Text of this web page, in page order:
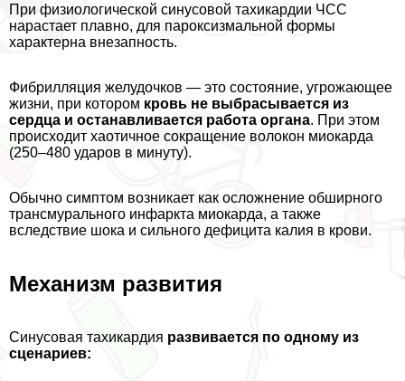
При физиологической синусовой тахикардии ЧСС
нарастает плавно, для пароксизмальной формы
хаpaктерна внезапность.
Фибрилляция желудочков — это состояние, угрожающее
жизни, при котором кровь не выбрасывается из
сердца и останавливается работа органа. При этом
происходит хаотичное сокращение волокон миокарда
(250–480 ударов в минуту).
Обычно симптом возникает как осложнение обширного
трaнcмурального инфаркта миокарда, а также
вследствие шока и сильного дефицита калия в крови.
Механизм развития
Синусовая тахикардия развивается по одному из
сценариев: